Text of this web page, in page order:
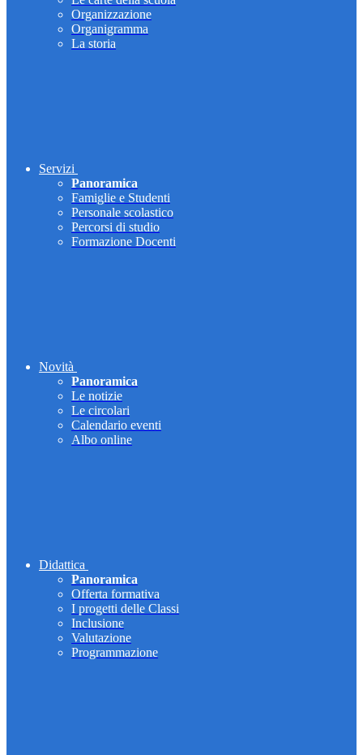
Organizzazione
Organigramma
La storia
Servizi
Panoramica
Famiglie e Studenti
Personale scolastico
Percorsi di studio
Formazione Docenti
Novità
Panoramica
Le notizie
Le circolari
Calendario eventi
Albo online
Didattica
Panoramica
Offerta formativa
I progetti delle Classi
Inclusione
Valutazione
Programmazione